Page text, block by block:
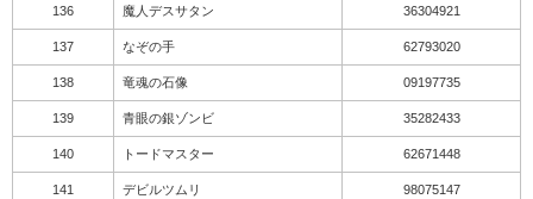
136 魔人デスサタン 36304921
137 なぞの手 62793020
138 竜魂の石像 09197735
139 青眼の銀ゾンビ 35282433
140 トードマスター 62671448
141 デビルツムリ 98075147